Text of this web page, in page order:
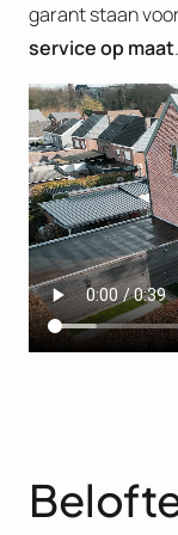
garant staan
service op maat.